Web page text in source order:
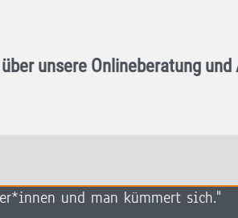
unsere Onlineberatung
und man kümmert sich."